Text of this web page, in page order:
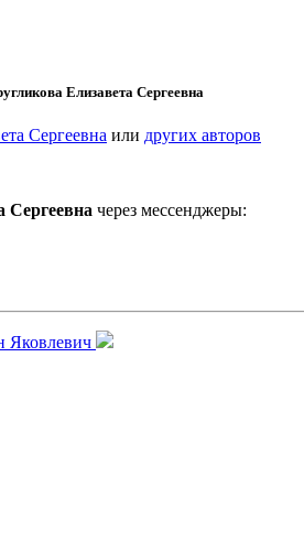
Елизавета Сергеевна
Сергеевна или других авторов
Сергеевна через мессенджеры:
Яковлевич